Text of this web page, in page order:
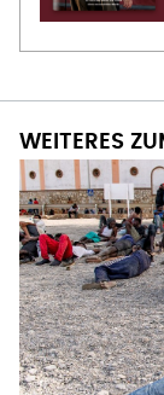
WEITERES